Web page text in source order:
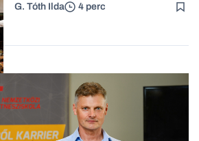
G. Tóth Ilda 4 perc